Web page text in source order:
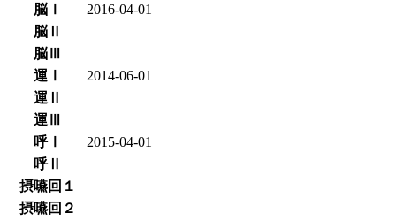
脳Ⅰ
2016-04-01
脳Ⅱ
脳Ⅲ
運Ⅰ
2014-06-01
運Ⅱ
運Ⅲ
呼Ⅰ
2015-04-01
呼Ⅱ
摂嚥回１
摂嚥回２